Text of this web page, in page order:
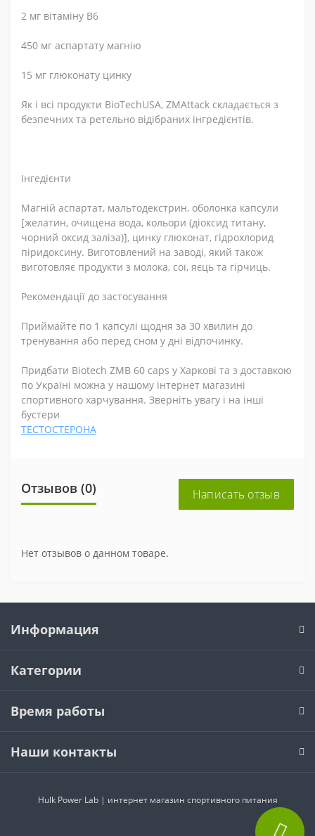
2 мг вітаміну B6
450 мг аспартату магнію
15 мг глюконату цинку
Як і всі продукти BioTechUSA, ZMAttack складається з
безпечних та ретельно відібраних інгредієнтів.
Інгедієнти
Магній аспартат, мальтодекстрин, оболонка капсули
[желатин, очищена вода, кольори (діоксид титану,
чорний оксид заліза)], цинку глюконат, гідрохлорид
піридоксину. Виготовлений на заводі, який також
виготовляє продукти з молока, сої, яєць та гірчиць.
Рекомендації до застосування
Приймайте по 1 капсулі щодня за 30 хвилин до
тренування або перед сном у дні відпочинку.
Придбати Biotech ZMB 60 caps у Харкові та з доставкою
по Україні можна у нашому інтернет магазині
спортивного харчування. Зверніть увагу і на інші
бустери
ТЕСТОСТЕРОНА
Отзывов (0) Написать отзыв
Нет отзывов о данном товаре.
Информация
Категории
Время работы
Наши контакты
Hulk Power Lab | интернет магазин спортивного питания